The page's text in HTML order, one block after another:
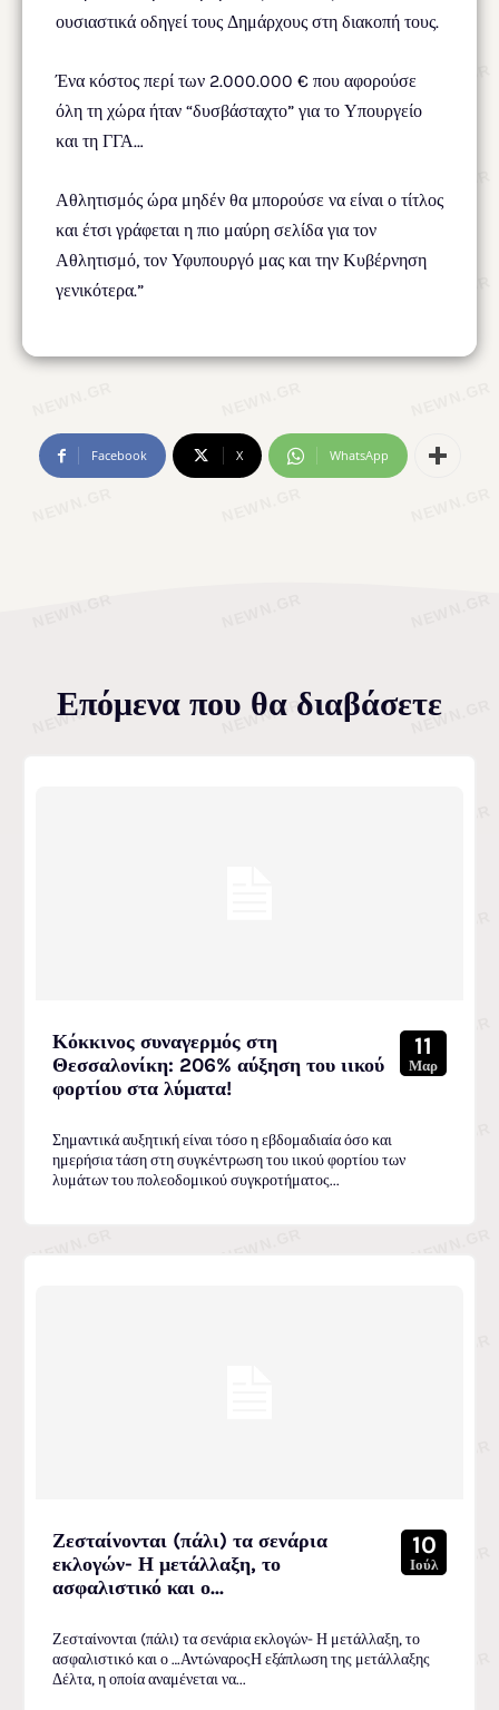
ουσιαστικά οδηγεί τους Δημάρχους στη διακοπή τους.
Ένα κόστος περί των 2.000.000 € που αφορούσε
όλη τη χώρα ήταν “δυσβάσταχτο” για το Υπουργείο
και τη ΓΓΑ…
Αθλητισμός ώρα μηδέν θα μπορούσε να είναι ο τίτλος
και έτσι γράφεται η πιο μαύρη σελίδα για τον
Αθλητισμό, τον Υφυπουργό μας και την Κυβέρνηση
γενικότερα.”
Facebook X WhatsApp
Επόμενα που θα διαβάσετε
Κόκκινος συναγερμός στη
Θεσσαλονίκη: 206% αύξηση του ιικού
φορτίου στα λύματα!
11
Μαρ
Σημαντικά αυξητική είναι τόσο η εβδομαδιαία όσο και
ημερήσια τάση στη συγκέντρωση του ιικού φορτίου των
λυμάτων του πολεοδομικού συγκροτήματος...
Ζεσταίνονται (πάλι) τα σενάρια
εκλογών- Η μετάλλαξη, το
ασφαλιστικό και ο...
10
Ιούλ
Ζεσταίνονται (πάλι) τα σενάρια εκλογών- Η μετάλλαξη, το
ασφαλιστικό και ο …ΑντώναροςΗ εξάπλωση της μετάλλαξης
Δέλτα, η οποία αναμένεται να...